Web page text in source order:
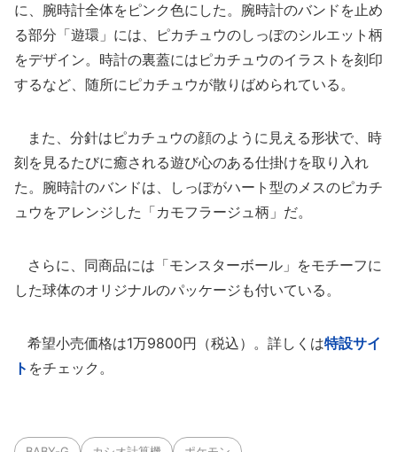
に、腕時計全体をピンク色にした。腕時計のバンドを止め
る部分「遊環」には、ピカチュウのしっぽのシルエット柄
をデザイン。時計の裏蓋にはピカチュウのイラストを刻印
するなど、随所にピカチュウが散りばめられている。
また、分針はピカチュウの顔のように見える形状で、時
刻を見るたびに癒される遊び心のある仕掛けを取り入れ
た。腕時計のバンドは、しっぽがハート型のメスのピカチ
ュウをアレンジした「カモフラージュ柄」だ。
さらに、同商品には「モンスターボール」をモチーフに
した球体のオリジナルのパッケージも付いている。
希望小売価格は1万9800円（税込）。詳しくは特設サイ
ト をチェック。